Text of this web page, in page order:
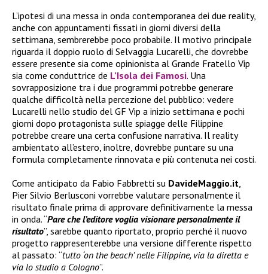
L’ipotesi di una messa in onda contemporanea dei due reality,
anche con appuntamenti fissati in giorni diversi della
settimana, sembrerebbe poco probabile. Il motivo principale
riguarda il doppio ruolo di Selvaggia Lucarelli, che dovrebbe
essere presente sia come opinionista al Grande Fratello Vip
sia come conduttrice de L’Isola dei Famosi. Una
sovrapposizione tra i due programmi potrebbe generare
qualche difficoltà nella percezione del pubblico: vedere
Lucarelli nello studio del GF Vip a inizio settimana e pochi
giorni dopo protagonista sulle spiagge delle Filippine
potrebbe creare una certa confusione narrativa. Il reality
ambientato all’estero, inoltre, dovrebbe puntare su una
formula completamente rinnovata e più contenuta nei costi.
Come anticipato da Fabio Fabbretti su DavideMaggio.it,
Pier Silvio Berlusconi vorrebbe valutare personalmente il
risultato finale prima di approvare definitivamente la messa
in onda. “Pare che l’editore voglia visionare personalmente il
risultato”, sarebbe quanto riportato, proprio perché il nuovo
progetto rappresenterebbe una versione differente rispetto
al passato: “tutto ‘on the beach’ nelle Filippine, via la diretta e
via lo studio a Cologno”.